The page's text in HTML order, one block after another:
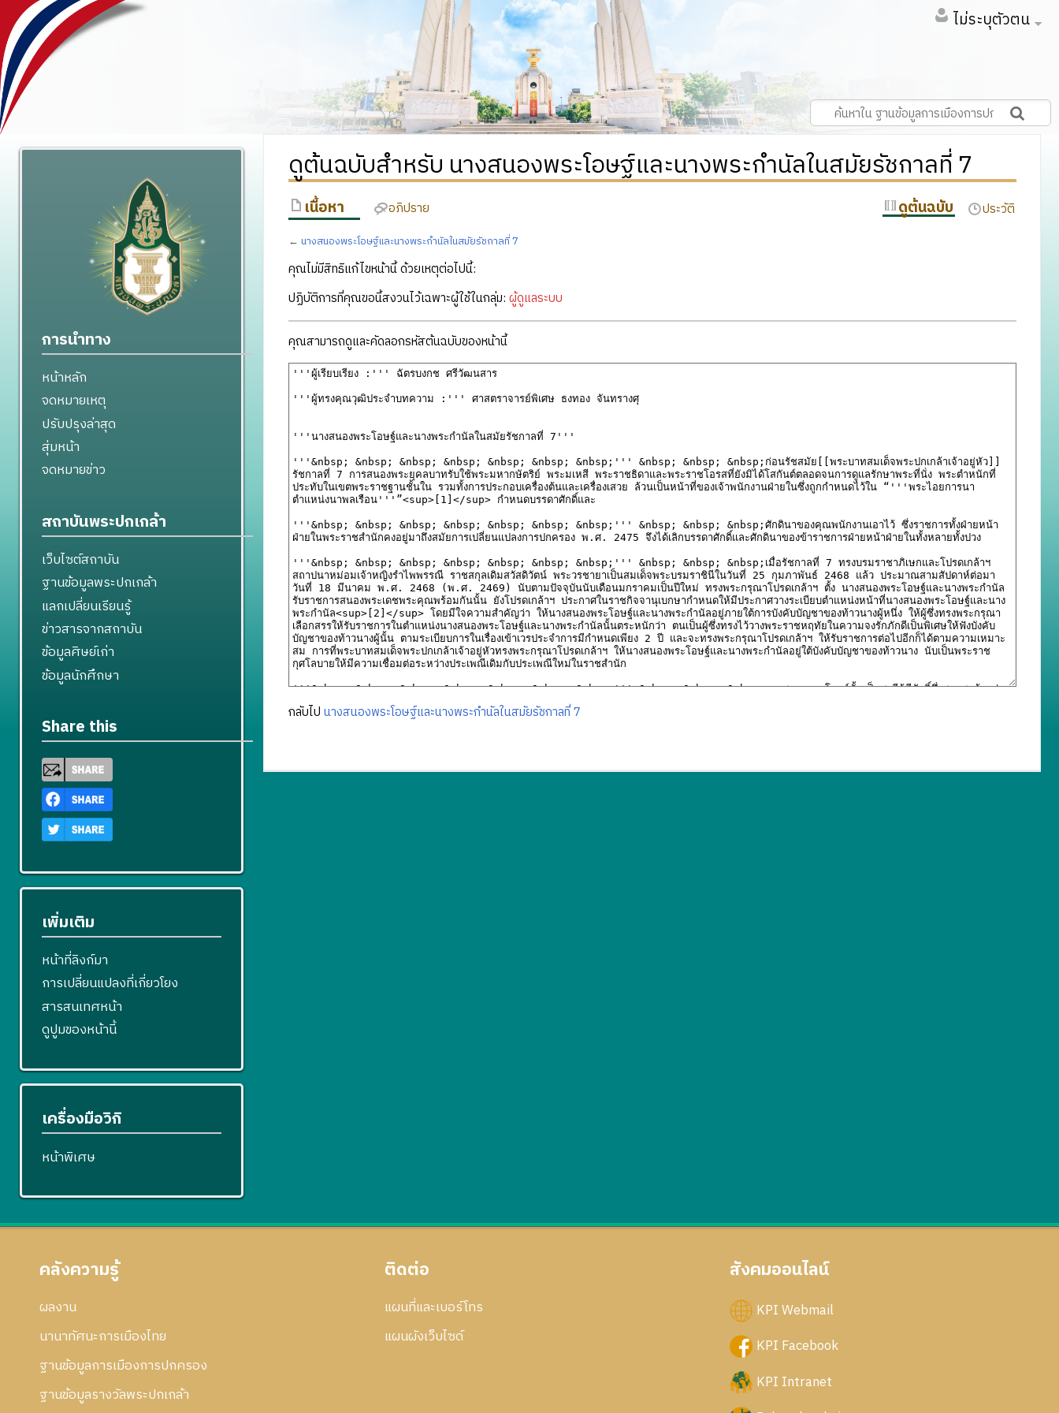
ไม่ระบุตัวตน
ดูต้นฉบับสำหรับ นางสนองพระโอษฐ์และนางพระกำนัลในสมัยรัชกาลที่ 7
เนื้อหา อภิปราย ดูต้นฉบับ ประวัติ
← นางสนองพระโอษฐ์และนางพระกำนัลในสมัยรัชกาลที่ 7
คุณไม่มีสิทธิแก้ไขหน้านี้ ด้วยเหตุต่อไปนี้:
ปฏิบัติการที่คุณขอนี้สงวนไว้เฉพาะผู้ใช้ในกลุ่ม: ผู้ดูแลระบบ
คุณสามารถดูและคัดลอกรหัสต้นฉบับของหน้านี้
กลับไป นางสนองพระโอษฐ์และนางพระกำนัลในสมัยรัชกาลที่ 7
การนำทาง
หน้าหลัก
จดหมายเหตุ
ปรับปรุงล่าสุด
สุ่มหน้า
จดหมายข่าว
สถาบันพระปกเกล้า
เว็บไซต์สถาบัน
ฐานข้อมูลพระปกเกล้า
แลกเปลี่ยนเรียนรู้
ข่าวสารจากสถาบัน
ข้อมูลศิษย์เก่า
ข้อมูลนักศึกษา
Share this
เพิ่มเติม
หน้าที่ลิงก์มา
การเปลี่ยนแปลงที่เกี่ยวโยง
สารสนเทศหน้า
ดูปูมของหน้านี้
เครื่องมือวิกิ
หน้าพิเศษ
คลังความรู้
ผลงาน
นานาทัศนะการเมืองไทย
ฐานข้อมูลการเมืองการปกครอง
ฐานข้อมูลรางวัลพระปกเกล้า
ติดต่อ
แผนที่และเบอร์โทร
แผนผังเว็บไซด์
สังคมออนไลน์
KPI Webmail
KPI Facebook
KPI Intranet